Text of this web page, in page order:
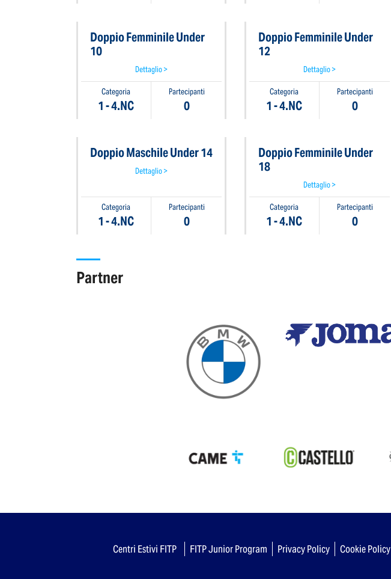
Doppio Femminile Under
10
Dettaglio >
Categoria
1 - 4.NC
Partecipanti
0
Doppio Femminile Under
12
Dettaglio >
Categoria
1 - 4.NC
Partecipanti
0
Doppio Maschile Under 14
Dettaglio >
Categoria
1 - 4.NC
Partecipanti
0
Doppio Femminile Under
18
Dettaglio >
Categoria
1 - 4.NC
Partecipanti
0
Partner
Centri Estivi FITP FITP Junior Program Privacy Policy Cookie Policy